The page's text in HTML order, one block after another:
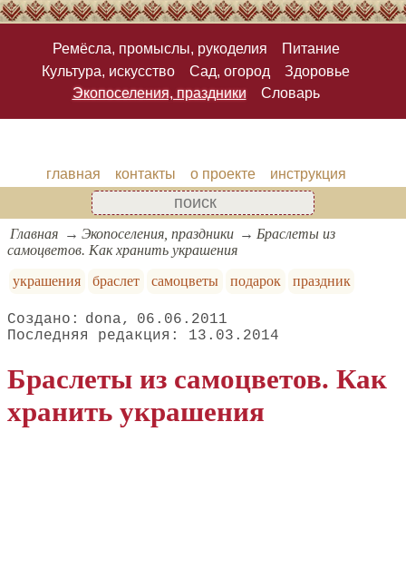
Ремёсла, промыслы, рукоделия
Питание
Культура, искусство
Сад, огород
Здоровье
Экопоселения, праздники
Словарь
главная контакты о проекте инструкция
Главная Экопоселения, праздники
Браслеты из
самоцветов. Как хранить украшения
украшения
браслет самоцветы подарок праздник
dona
06.06.2011
13.03.2014
Браслеты из самоцветов. Как
хранить украшения